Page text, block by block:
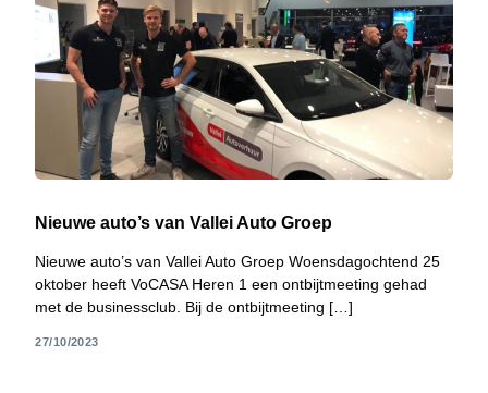
Nieuwe auto’s van Vallei Auto Groep
Nieuwe auto’s van Vallei Auto Groep Woensdagochtend 25
oktober heeft VoCASA Heren 1 een ontbijtmeeting gehad
met de businessclub. Bij de ontbijtmeeting […]
27/10/2023